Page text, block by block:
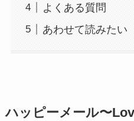
よくある質問
あわせて読みたい
ハッピーメール〜